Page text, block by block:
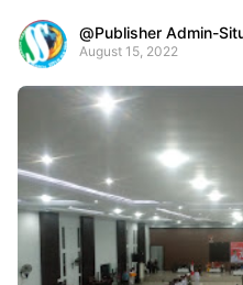
Publisher Admin-
August 15, 2022
Premium
Raushan
Design
With
Shroff
Templates